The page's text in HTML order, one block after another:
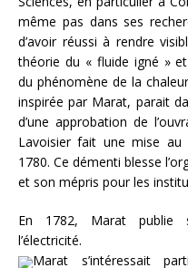
même pas dans ses
d’avoir réussi à rendre
théorie du « fluide igné »
du phénomène de la
inspirée par Marat, parait
d’une approbation de
Lavoisier fait une mise au
1780. Ce démenti blesse
et son mépris pour les
En 1782, Marat publie
l’électricité.
Marat s’intéressait